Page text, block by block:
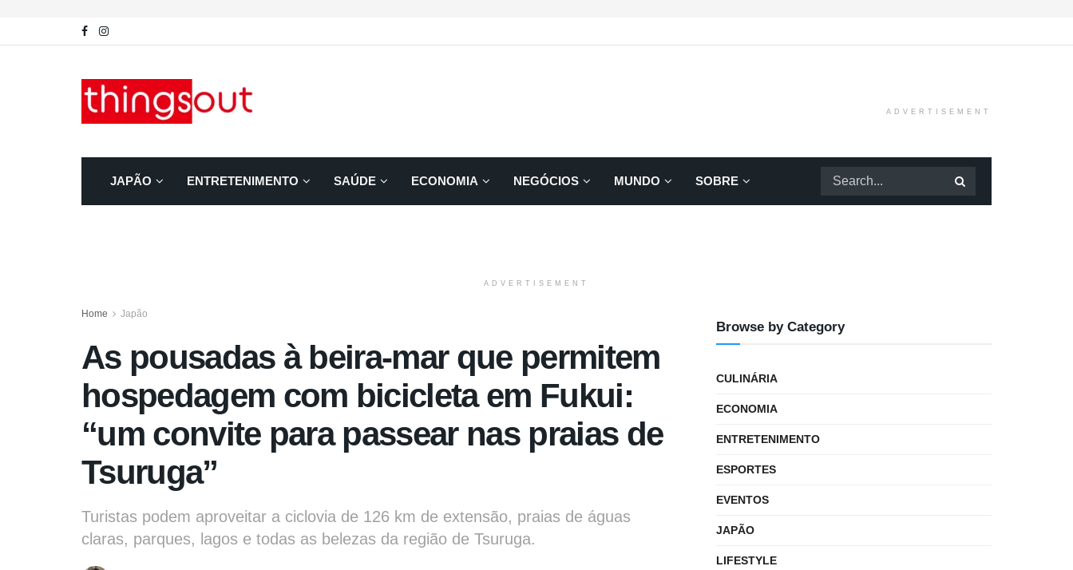
ADVERTISEMENT
JAPÃO ENTRETENIMENTO SAÚDE ECONOMIA NEGÓCIOS MUNDO SOBRE
ADVERTISEMENT
Home Japão
As pousadas à beira-mar que permitem
hospedagem com bicicleta em Fukui:
“um convite para passear nas praias de
Tsuruga”
Turistas podem aproveitar a ciclovia de 126 km de extensão, praias de águas
claras, parques, lagos e todas as belezas da região de Tsuruga.
Browse by Category
CULINÁRIA
ECONOMIA
ENTRETENIMENTO
ESPORTES
EVENTOS
JAPÃO
LIFESTYLE